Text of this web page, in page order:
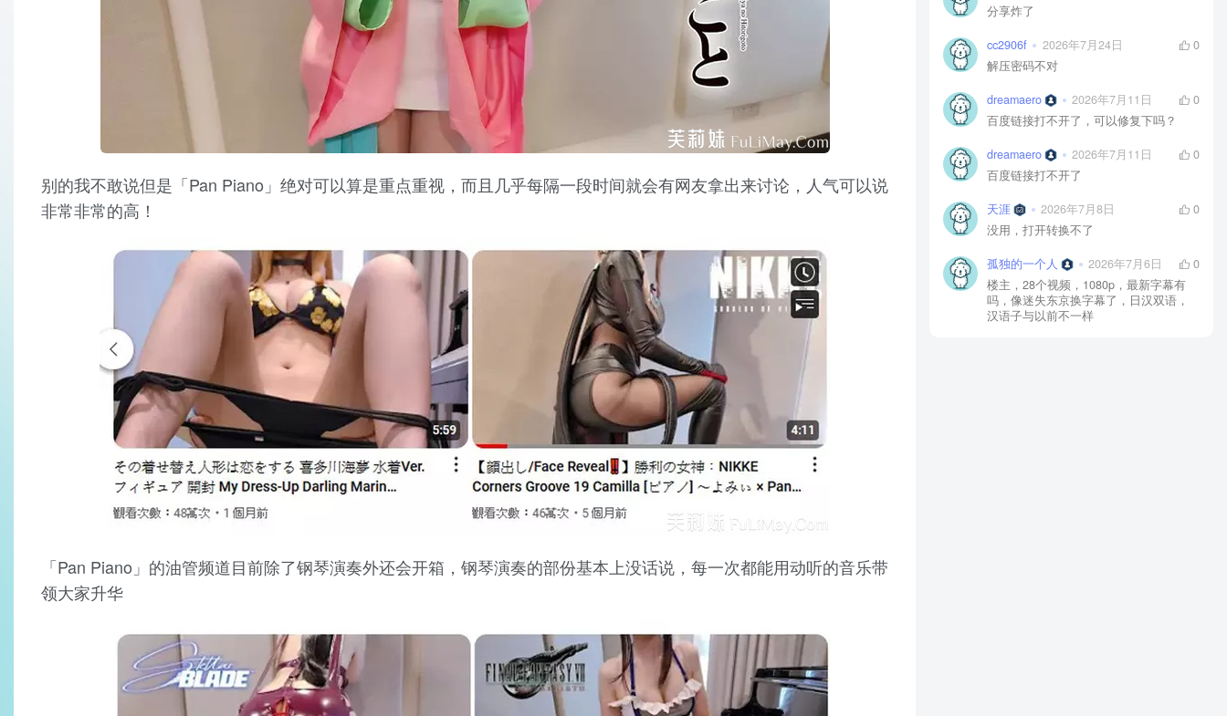
别的我不敢说但是「Pan Piano」绝对可以算是重点重视，而且几乎每隔一段时间就会有网友拿出来讨论，人气可以说
非常非常的高！
「Pan Piano」的油管频道目前除了钢琴演奏外还会开箱，钢琴演奏的部份基本上没话说，每一次都能用动听的音乐带
领大家升华
分享炸了
cc2906f 2026年7月24日
0
解压密码不对
dreamaero 2026年7月11日
0
百度链接打不开了，可以修复下吗？
dreamaero 2026年7月11日
0
百度链接打不开了
天涯 2026年7月8日
0
没用，打开转换不了
孤独的一个人 2026年7月6日
0
楼主，28个视频，1080p，最新字幕有
吗，像迷失东京换字幕了，日汉双语，
汉语子与以前不一样